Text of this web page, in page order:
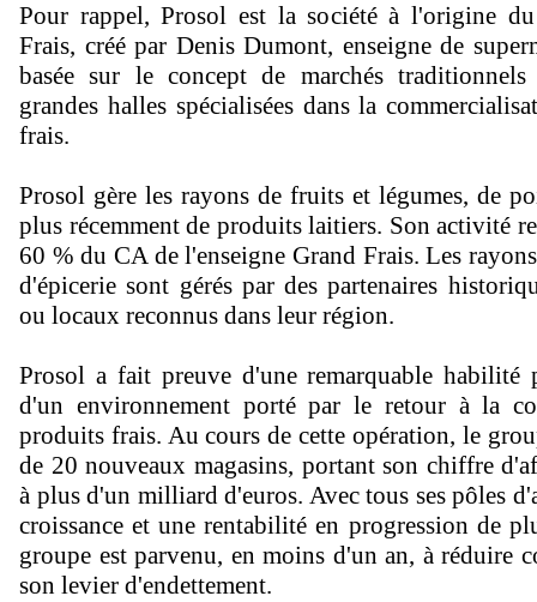
Pour rappel, Prosol est la société à l'origine
Frais, créé par Denis Dumont, enseigne de
basée sur le concept de marchés
grandes halles spécialisées dans la
frais.
Prosol gère les rayons de fruits et légumes, de
plus récemment de produits laitiers. Son activité
60 % du CA de l'enseigne Grand Frais. Les
d'épicerie sont gérés par des partenaires
ou locaux reconnus dans leur région.
Prosol a fait preuve d'une remarquable
d'un environnement porté par le retour à la
produits frais. Au cours de cette opération, le
de 20 nouveaux magasins, portant son chiffre
à plus d'un milliard d'euros. Avec tous ses pôles
croissance et une rentabilité en progression de
groupe est parvenu, en moins d'un an, à réduire
son levier d'endettement.